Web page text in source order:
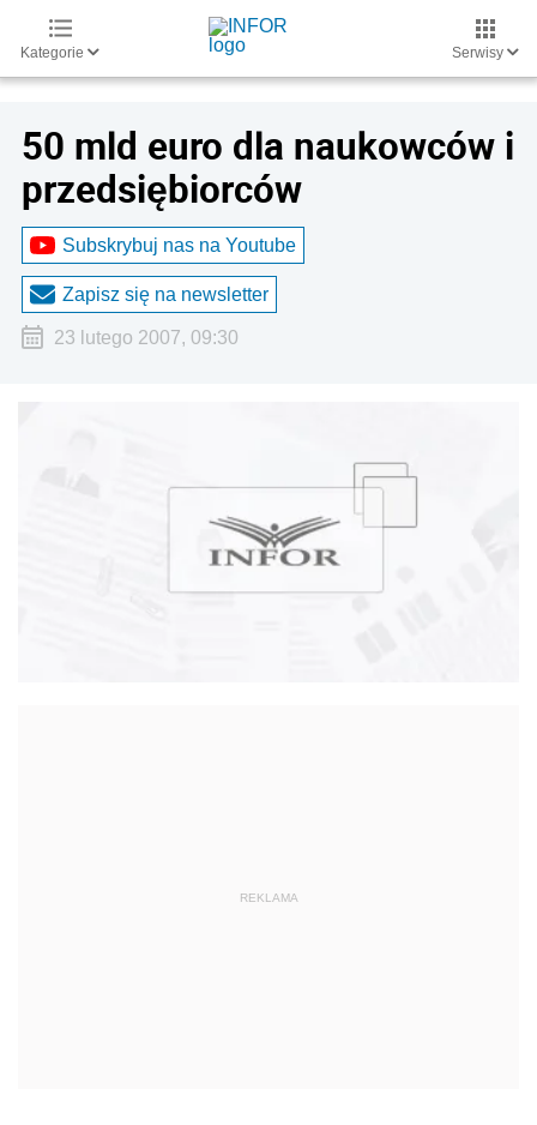
Kategorie Serwisy
50 mld euro dla naukowców i
przedsiębiorców
Subskrybuj nas na Youtube
Zapisz się na newsletter
23 lutego 2007, 09:30